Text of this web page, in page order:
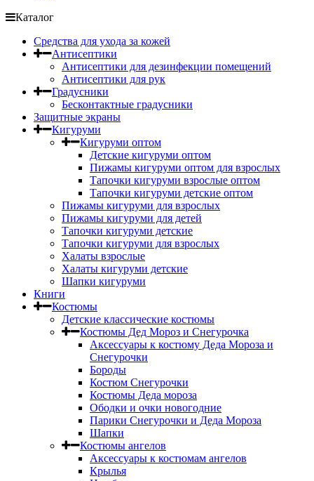
Каталог
Средства для ухода за кожей
Антисептики
Антисептики для дезинфекции помещений
Антисептики для рук
Градусники
Бесконтактные градусники
Защитные экраны
Кигуруми
Кигуруми оптом
Детские кигуруми оптом
Пижамы кигуруми оптом для взрослых
Тапочки кигуруми взрослые оптом
Тапочки кигуруми детские оптом
Пижамы кигуруми для взрослых
Пижамы кигуруми для детей
Тапочки кигуруми детские
Тапочки кигуруми для взрослых
Халаты взрослые
Халаты кигуруми детские
Шапки кигуруми
Книги
Костюмы
Детские классические костюмы
Костюмы Дед Мороз и Снегурочка
Аксессуары к костюму Деда Мороза и
Снегурочки
Бороды
Костюм Снегурочки
Костюмы Деда мороза
Ободки и очки новогодние
Парики Снегурочки и Деда Мороза
Шапки
Костюмы ангелов
Аксессуары к костюмам ангелов
Крылья